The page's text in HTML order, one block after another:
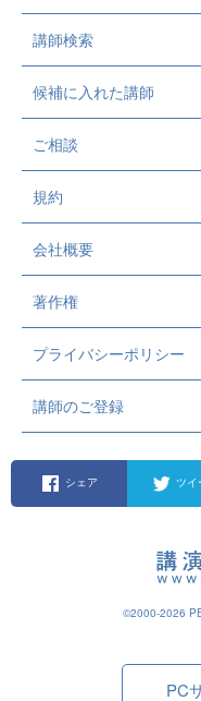
講師検索
候補に入れた講師
ご相談
規約
会社概要
著作権
プライバシーポリシー
講師のご登録
シェア ツイ
©2000-2026
PC